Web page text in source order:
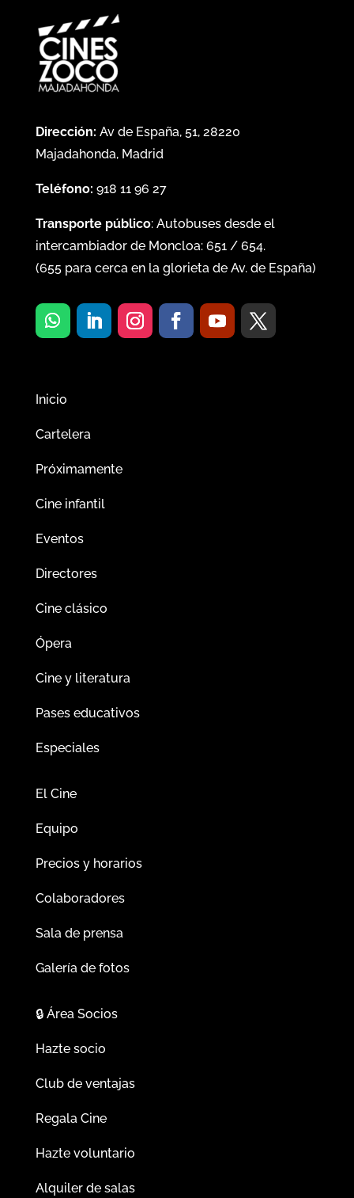
Dirección: Av de España, 51, 28220
Majadahonda, Madrid
Teléfono: 918 11 96 27
Transporte público: Autobuses desde el
intercambiador de Moncloa: 651/ 654.
(655para cerca en la glorieta de Av. de España)
Inicio
Cartelera
Próximamente
Cine infantil
Eventos
Directores
Cine clásico
Ópera
Cine y literatura
Pases educativos
Especiales
El Cine
Equipo
Precios y horarios
Colaboradores
Sala de prensa
Galería de fotos
🔒Área Socios
Hazte socio
Club de ventajas
Regala Cine
Hazte voluntario
Alquiler de salas